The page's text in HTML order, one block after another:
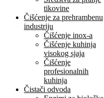
tikovine
Čišćenje za prehrambenu
industriju
Čišćenje inox-a
Čišćenje kuhinja
visokog sjaja
Čišćenje
profesionalnih
kuhinja
Čistači odvoda